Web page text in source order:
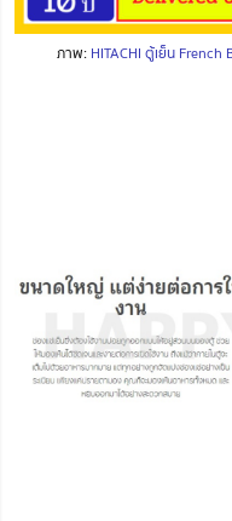
ภาพ: HITACHI ตู้เย็น French